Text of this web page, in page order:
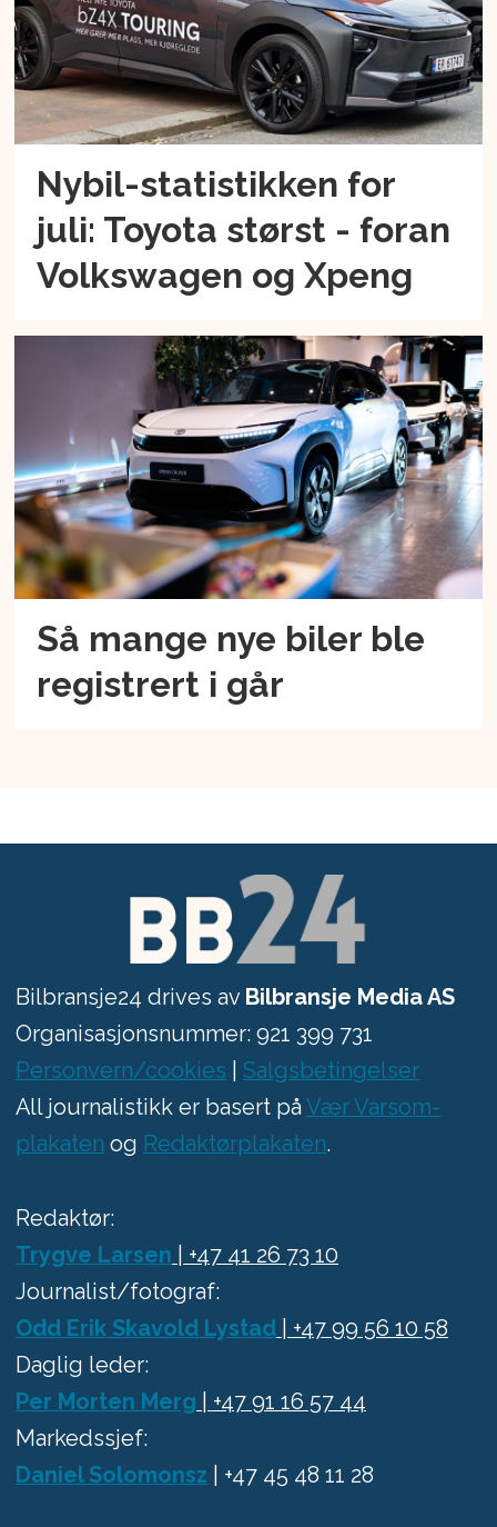
Nybil-statistikken for
juli: Toyota størst - foran
Volkswagen og Xpeng
Så mange nye biler ble
registrert i går
Bilbransje24 drives av Bilbransje Media AS
Organisasjonsnummer: 921 399 731
Personvern/cookies
Salgsbetingelser
All journalistikk er basert på Vær Varsom-
plakaten og Redaktørplakaten.
Redaktør:
Trygve Larsen | +47 41 26 73 10
Journalist/fotograf:
Odd Erik Skavold Lystad| +47 99 56 10 58
Daglig leder:
Per Morten Merg | +47 91 16 57 44
Markedssjef:
Daniel Solomonsz | +47 45 48 11 28